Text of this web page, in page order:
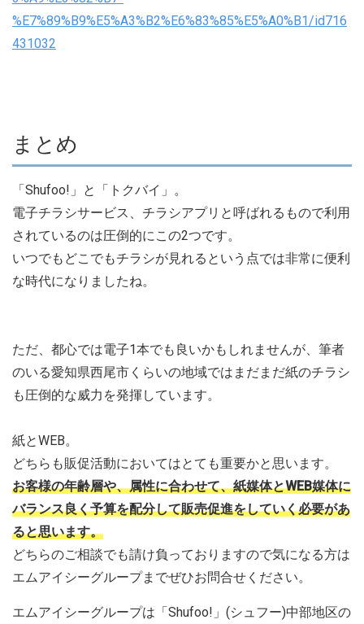
%E7%89%B9%E5%A3%B2%E6%83%85%E5%A0%B1/id716
431032
まとめ
「Shufoo!」と「トクバイ」。
電子チラシサービス、チラシアプリと呼ばれるもので利用
されているのは圧倒的にこの2つです。
いつでもどこでもチラシが見れるという点では非常に便利
な時代になりましたね。
ただ、都心では電子1本でも良いかもしれませんが、筆者
のいる愛知県西尾市くらいの地域ではまだまだ紙のチラシ
も圧倒的な威力を発揮しています。
紙とWEB。
どちらも販促活動においてはとても重要かと思います。
お客様の年齢層や、属性に合わせて、紙媒体とWEB媒体に
バランス良く予算を配分して販売促進をしていく必要があ
ると思います。
どちらのご相談でも請け負っておりますので気になる方は
エムアイシーグループまでぜひお問合せください。
エムアイシーグループは「Shufoo!」(シュフー)中部地区の